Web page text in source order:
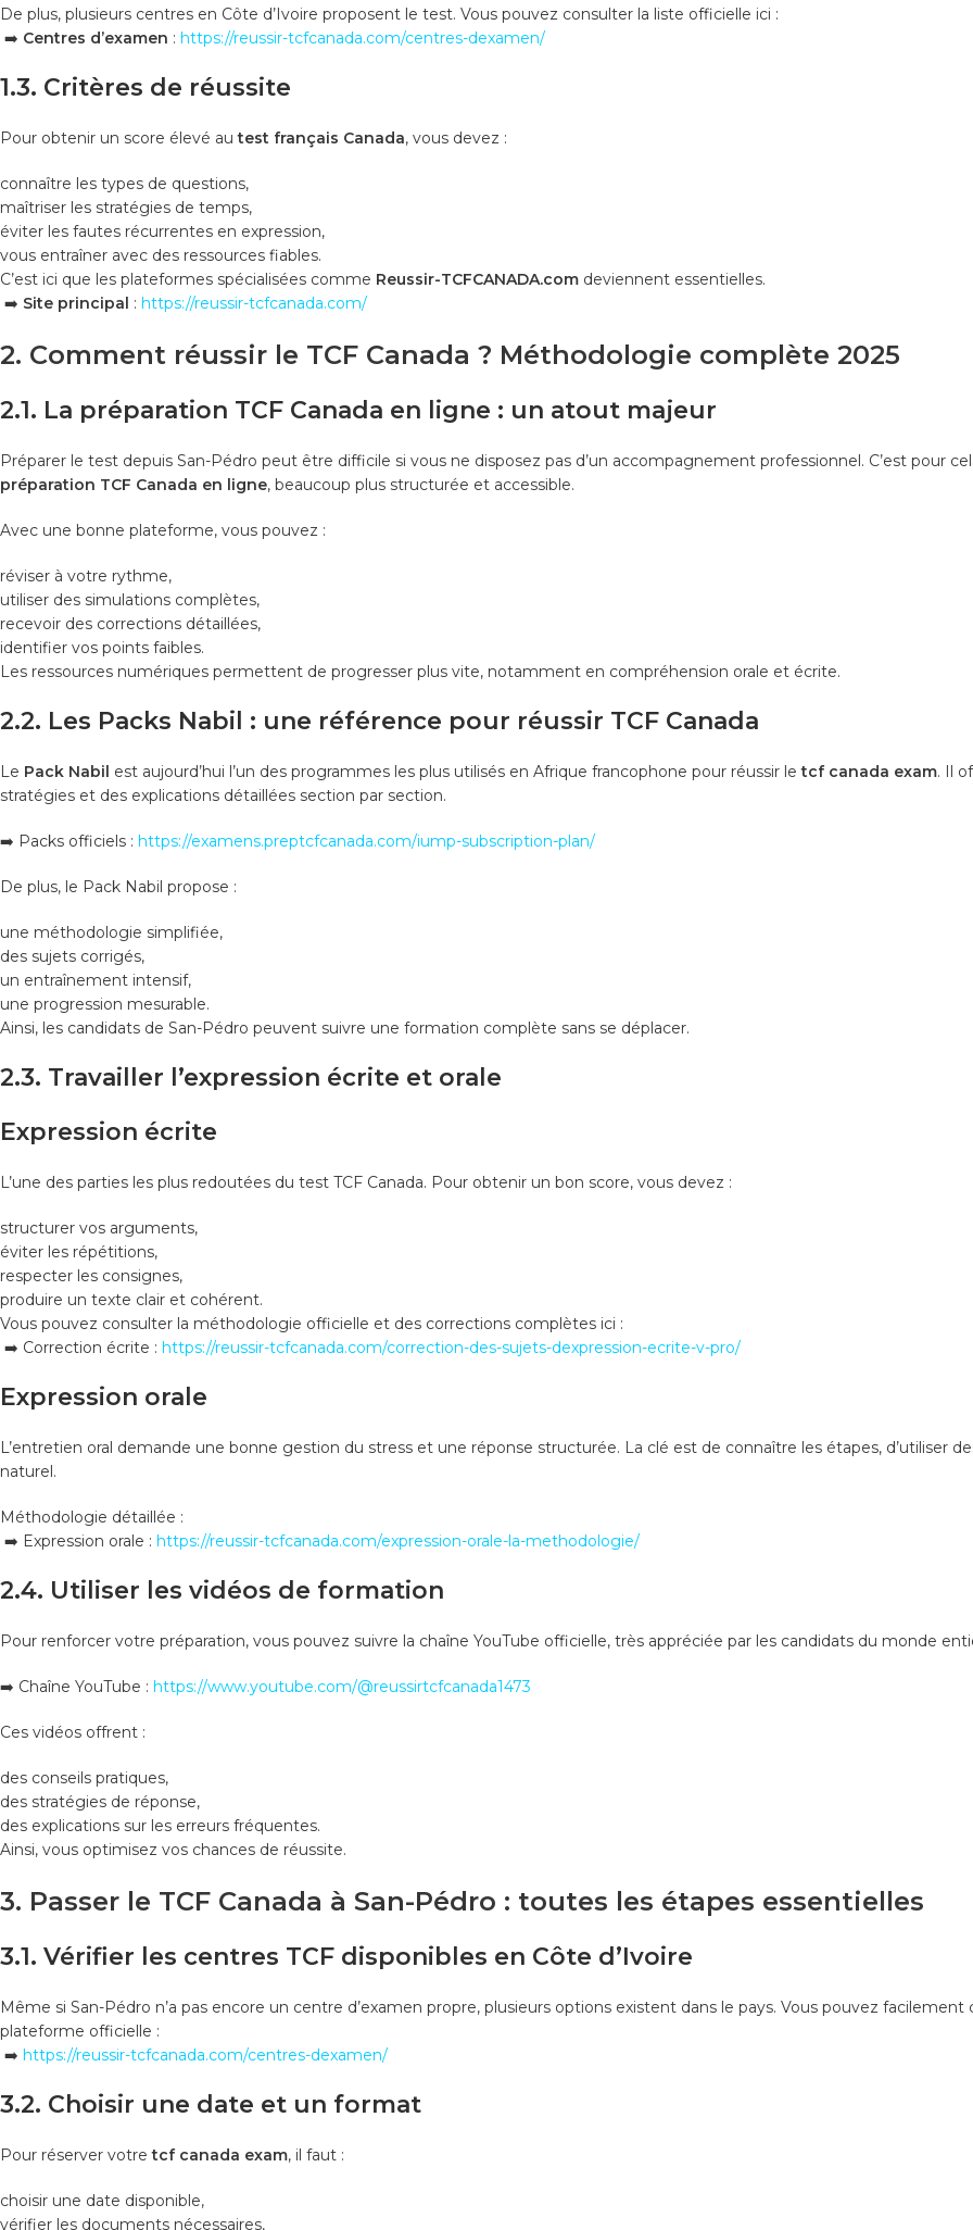
De plus, plusieurs centres en Côte d’Ivoire proposent le test. Vous pouvez consulter la liste officielle ici :
➡️ Centres d’examen : https://reussir-tcfcanada.com/centres-dexamen/
1.3. Critères de réussite
Pour obtenir un score élevé autest français Canada, vous devez :
connaître les types de questions,
maîtriser les stratégies de temps,
éviter les fautes récurrentes en expression,
vous entraîner avec des ressources fiables.
C’est ici que les plateformes spécialisées comme Reussir-TCFCANADA.com deviennent essentielles.
➡️ Site principal : https://reussir-tcfcanada.com/
2. Comment réussir le TCF Canada ? Méthodologie complète 2025
2.1. La préparation TCF Canada en ligne : un atout majeur
Préparer le test depuis San-Pédro peut être difficile si vous ne disposez pas d’un accompagnement professionnel. C’est pour
préparation TCF Canada en ligne, beaucoup plus structurée et accessible.
Avec une bonne plateforme, vous pouvez :
réviser à votre rythme,
utiliser des simulations complètes,
recevoir des corrections détaillées,
identifier vos points faibles.
Les ressources numériques permettent de progresser plus vite, notamment en compréhension orale et écrite.
2.2. Les Packs Nabil : une référence pour réussir TCF Canada
Le Pack Nabil est aujourd’hui l’un des programmes les plus utilisés en Afrique francophone pour réussir letcf canada exam. Il
stratégies et des explications détaillées section par section.
➡️ Packs officiels : https://examens.preptcfcanada.com/iump-subscription-plan/
De plus, le Pack Nabil propose :
une méthodologie simplifiée,
des sujets corrigés,
un entraînement intensif,
une progression mesurable.
Ainsi, les candidats de San-Pédro peuvent suivre une formation complète sans se déplacer.
2.3. Travailler l’expression écrite et orale
Expression écrite
L’une des parties les plus redoutées du test TCF Canada. Pour obtenir un bon score, vous devez :
structurer vos arguments,
éviter les répétitions,
respecter les consignes,
produire un texte clair et cohérent.
Vous pouvez consulter la méthodologie officielle et des corrections complètes ici :
➡️ Correction écrite : https://reussir-tcfcanada.com/correction-des-sujets-dexpression-ecrite-v-pro/
Expression orale
L’entretien oral demande une bonne gestion du stress et une réponse structurée. La clé est de connaître les étapes, d’utiliser
naturel.
Méthodologie détaillée :
➡️ Expression orale : https://reussir-tcfcanada.com/expression-orale-la-methodologie/
2.4. Utiliser les vidéos de formation
Pour renforcer votre préparation, vous pouvez suivre la chaîne YouTube officielle, très appréciée par les candidats du monde
➡️ Chaîne YouTube : https://www.youtube.com/@reussirtcfcanada1473
Ces vidéos offrent :
des conseils pratiques,
des stratégies de réponse,
des explications sur les erreurs fréquentes.
Ainsi, vous optimisez vos chances de réussite.
3. Passer le TCF Canada à San-Pédro : toutes les étapes essentielles
3.1. Vérifier les centres TCF disponibles en Côte d’Ivoire
Même si San-Pédro n’a pas encore un centre d’examen propre, plusieurs options existent dans le pays. Vous pouvez
plateforme officielle :
➡️ https://reussir-tcfcanada.com/centres-dexamen/
3.2. Choisir une date et un format
Pour réserver votretcf canada exam, il faut :
choisir une date disponible,
vérifier les documents nécessaires,